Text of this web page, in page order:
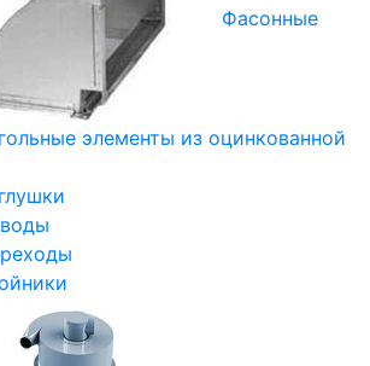
Фасонные
элементы из оцинкованной